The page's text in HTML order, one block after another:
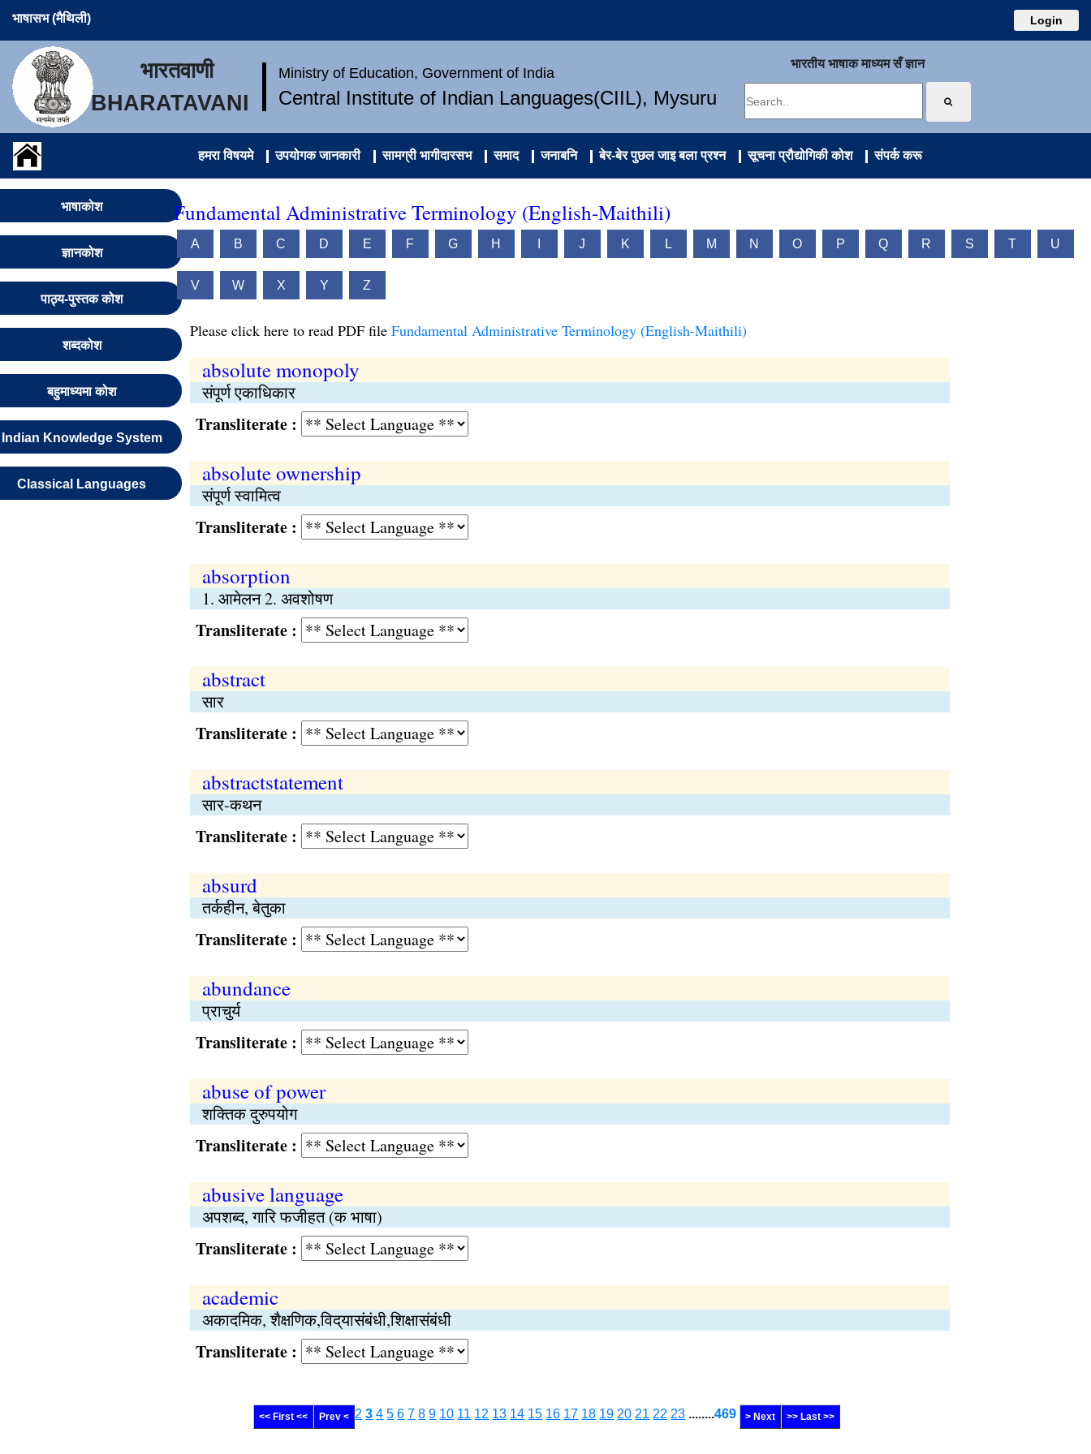
भाषासभ (मैथिली) Login
भारतवाणी
BHARATAVANI
Ministry of Education, Government of India
Central Institute of Indian Languages(CIIL), Mysuru
भारतीय भाषाक माध्यम सँ ज्ञान
हमरा विषयमे उपयोगक जानकारी सामग्री भागीदारसभ समाद जनाबनि बेर-बेर पुछल जाइ बला प्रश्न सूचना प्रौद्योगिकी कोश संपर्क करू
भाषाकोश
ज्ञानकोश
पाठ्य-पुस्तक कोश
शब्दकोश
बहुमाध्यमा कोश
Indian Knowledge System
Classical Languages
Fundamental Administrative Terminology (English-Maithili)
A B C D E F G H J K L M N O P Q R S T U
V W X Y Z
Please click here to read PDF file Fundamental Administrative Terminology (English-Maithili)
absolute monopoly
संपूर्ण एकाधिकार
Transliterate :
absolute ownership
संपूर्ण स्वामित्व
Transliterate :
absorption
1. आमेलन 2. अवशोषण
Transliterate :
abstract
सार
Transliterate :
abstractstatement
सार-कथन
Transliterate :
absurd
तर्कहीन, बेतुका
Transliterate :
abundance
प्राचुर्य
Transliterate :
abuse of power
शक्‍तिक दुरुपयोग
Transliterate :
abusive language
अपशब्द, गारि फजीहत (क भाषा)
Transliterate :
academic
अकादमिक, शैक्षणिक,विद्‌यासंबंधी,शिक्षासंबंधी
Transliterate :
<< First << Prev < 2 3 4 5 6 7 8 9 10 11 12 13 14 15 16 17 18 19 20 21 22 23 ........469 > Next >> Last >>